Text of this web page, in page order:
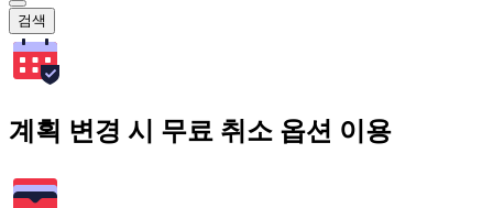
검색
계획 변경 시 무료 취소 옵션 이용